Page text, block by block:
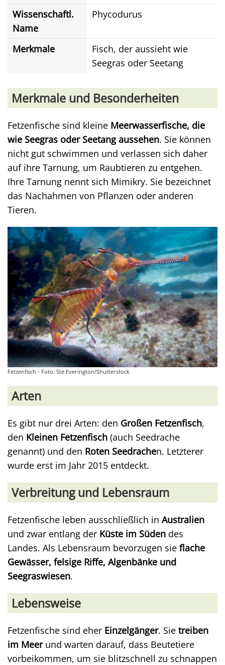
Wissenschaftl.
Name
Phycodurus
Merkmale
Fisch, der aussieht wie
Seegras oder Seetang
Merkmale und Besonderheiten
Fetzenfische sind kleine Meerwasserfische, die
wie Seegras oder Seetang aussehen. Sie können
nicht gut schwimmen und verlassen sich daher
auf ihre Tarnung, um Raubtieren zu entgehen.
Ihre Tarnung nennt sich Mimikry. Sie bezeichnet
das Nachahmen von Pflanzen oder anderen
Tieren.
Fetzenfisch - Foto: Ste Everington/Shutterstock
Arten
Es gibt nur drei Arten: den Großen Fetzenfisch,
den Kleinen Fetzenfisch (auch Seedrache
genannt) und den Roten Seedrachen. Letzterer
wurde erst im Jahr 2015 entdeckt.
Verbreitung und Lebensraum
Fetzenfische leben ausschließlich in Australien
und zwar entlang der Küste im Süden des
Landes. Als Lebensraum bevorzugen sie flache
Gewässer, felsige Riffe, Algenbänke und
Seegraswiesen.
Lebensweise
Fetzenfische sind eher Einzelgänger. Sie treiben
im Meerund warten darauf, dass Beutetiere
vorbeikommen, um sie blitzschnell zu schnappen